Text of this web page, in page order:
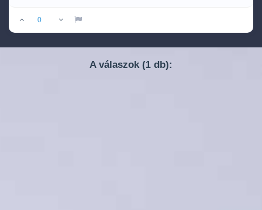
0
A válaszok (1 db):